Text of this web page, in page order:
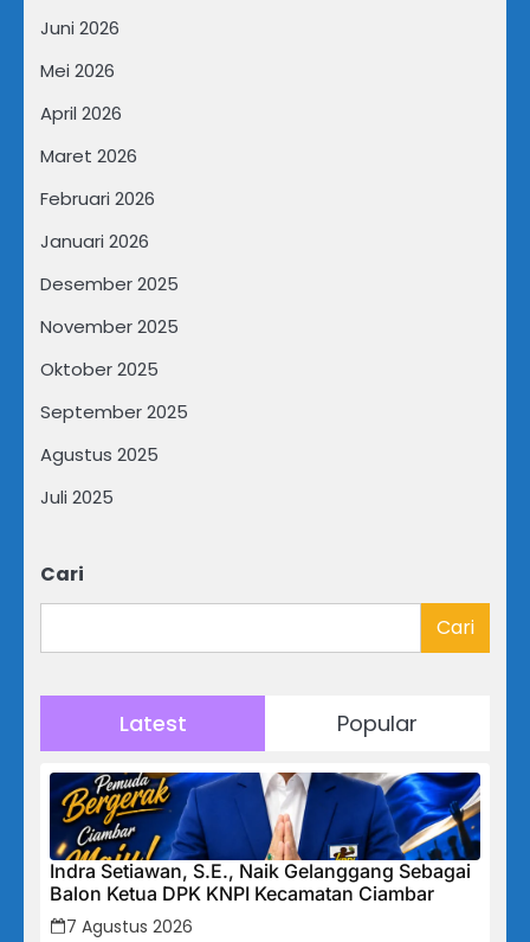
Juni 2026
Mei 2026
April 2026
Maret 2026
Februari 2026
Januari 2026
Desember 2025
November 2025
Oktober 2025
September 2025
Agustus 2025
Juli 2025
Cari
Cari
Latest Popular
Indra Setiawan, S.E., Naik Gelanggang Sebagai
Balon Ketua DPK KNPI Kecamatan Ciambar
7 Agustus 2026